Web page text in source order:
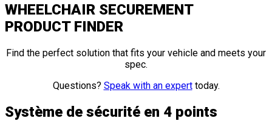
WHEELCHAIR SECUREMENT
PRODUCT FINDER
Find the perfect solution that fits your vehicle and meets your
spec.
Questions? Speak with an experttoday.
Système de sécurité en 4 points